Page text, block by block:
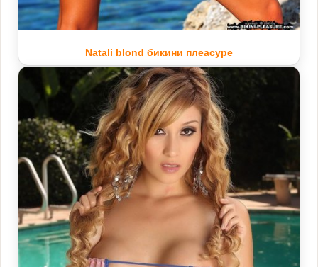
Natali blond бикини плеасуре